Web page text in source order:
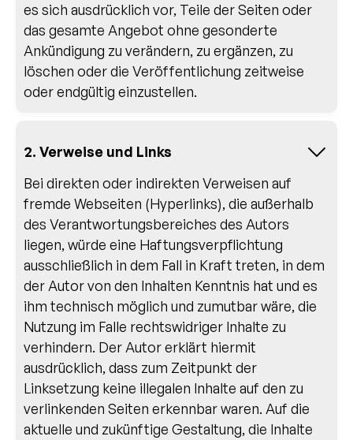
es sich ausdrücklich vor, Teile der Seiten oder
das gesamte Angebot ohne gesonderte
Ankündigung zu verändern, zu ergänzen, zu
löschen oder die Veröffentlichung zeitweise
oder endgültig einzustellen.
2. Verweise und Links
Bei direkten oder indirekten Verweisen auf
fremde Webseiten (Hyperlinks), die außerhalb
des Verantwortungsbereiches des Autors
liegen, würde eine Haftungsverpflichtung
ausschließlich in dem Fall in Kraft treten, in dem
der Autor von den Inhalten Kenntnis hat und es
ihm technisch möglich und zumutbar wäre, die
Nutzung im Falle rechtswidriger Inhalte zu
verhindern. Der Autor erklärt hiermit
ausdrücklich, dass zum Zeitpunkt der
Linksetzung keine illegalen Inhalte auf den zu
verlinkenden Seiten erkennbar waren. Auf die
aktuelle und zukünftige Gestaltung, die Inhalte